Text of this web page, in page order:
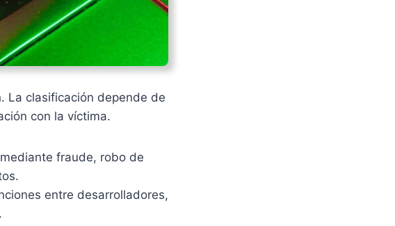
La clasificación depende de
con la víctima.
fraude, robo de
entre desarrolladores,